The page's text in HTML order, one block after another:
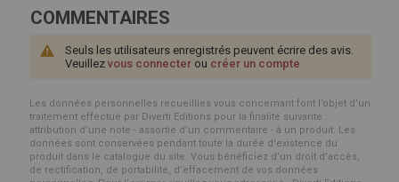
COMMENTAIRES
Seuls les utilisateurs enregistrés peuvent écrire des avis.
Veuillez vous connecter ou créer un compte
Les données personnelles recueillies vous concernant font l’objet d’un
traitement effectué par Diverti Editions pour la finalité suivante :
attribution d'une note - assortie d'un commentaire - à un produit. Les
données sont conservées pendant toute la durée d'existence du
produit dans le catalogue du site. Vous bénéficiez d’un droit d’accès,
de rectification, de portabilité, d’effacement de vos données